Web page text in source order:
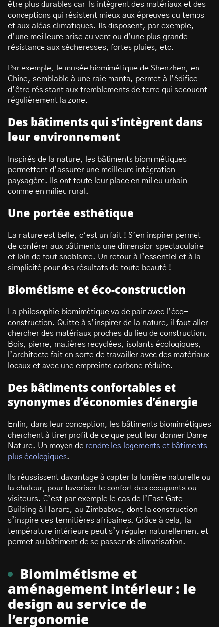
être plus durables car ils intègrent des matériaux et des
conceptions qui résistent mieux aux épreuves du temps
et aux aléas climatiques. Ils disposent, par exemple,
d’une meilleure prise au vent ou d’une plus grande
résistance aux sécheresses, fortes pluies, etc.
Par exemple, le musée biomimétique de Shenzhen, en
Chine, semblable à une raie manta, permet à l’édifice
d’être résistant aux tremblements de terre qui secouent
régulièrement la zone.
Des bâtiments qui s’intègrent dans
leur environnement
Inspirés de la nature, les bâtiments biomimétiques
permettent d’assurer une meilleure intégration
paysagère. Ils ont toute leur place en milieu urbain
comme en milieu rural.
Une portée esthétique
La nature est belle, c’est un fait ! S’en inspirer permet
de conférer aux bâtiments une dimension spectaculaire
et loin de tout snobisme. Un retour à l’essentiel et à la
simplicité pour des résultats de toute beauté !
Biométisme et éco-construction
La philosophie biomimétique va de pair avec l’éco-
construction. Quitte à s’inspirer de la nature, il faut aller
chercher des matériaux proches du lieu de construction.
Bois, pierre, matières recyclées, isolants écologiques,
l’architecte fait en sorte de travailler avec des matériaux
locaux et avec une empreinte carbone réduite.
Des bâtiments confortables et
synonymes d’économies d’énergie
Enfin, dans leur conception, les bâtiments biomimétiques
cherchent à tirer profit de ce que peut leur donner Dame
Nature. Un moyen de rendre les logements et bâtiments
plus écologiques.
Ils réussissent davantage à capter la lumière naturelle ou
la chaleur, pour favoriser le confort des occupants ou
visiteurs. C’est par exemple le cas de l’East Gate
Building à Harare, au Zimbabwe, dont la construction
s’inspire des termitières africaines. Grâce à cela, la
température intérieure peut s’y réguler naturellement et
permet au bâtiment de se passer de climatisation.
Biomimétisme et
aménagement intérieur : le
design au service de
l’ergonomie